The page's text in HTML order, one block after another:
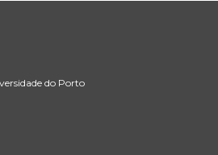
do Porto